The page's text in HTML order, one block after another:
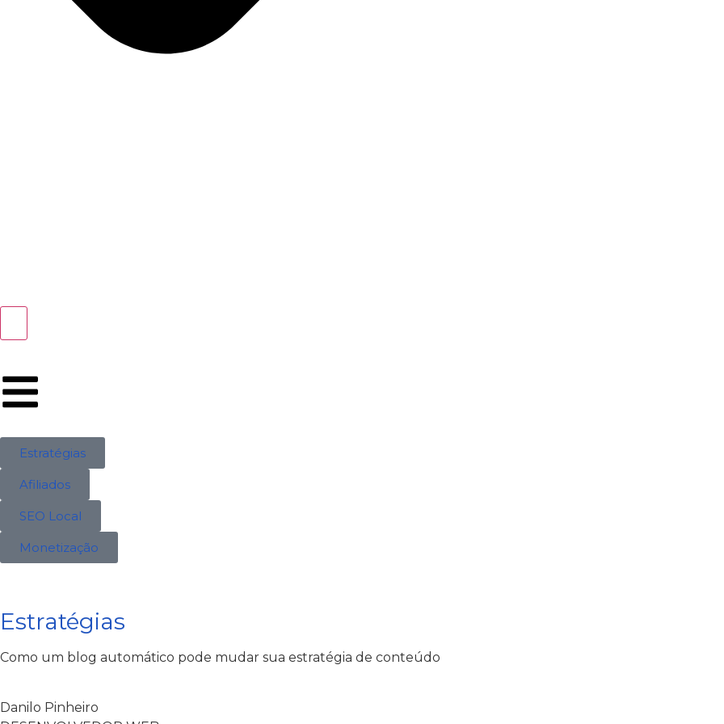
Estratégias
Afiliados
SEO Local
Monetização
Estratégias
Como um blog automático pode mudar sua estratégia de conteúdo
Danilo Pinheiro